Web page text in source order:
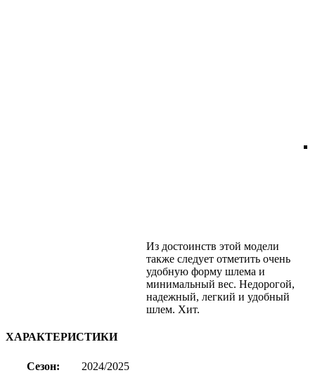
Из достоинств этой модели
также следует отметить очень
удобную форму шлема и
минимальный вес. Недорогой,
надежный, легкий и удобный
шлем. Хит.
ХАРАКТЕРИСТИКИ
Сезон:
2024/2025